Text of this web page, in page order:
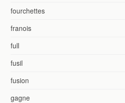
fourchettes
franois
full
fusil
fusion
gagne